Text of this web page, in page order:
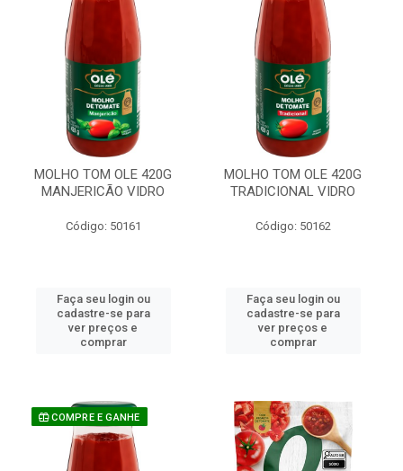
MOLHO TOM OLE 420G
MANJERICÃO VIDRO
Código: 50161
Faça seu login ou
cadastre-se para
ver preços e
comprar
MOLHO TOM OLE 420G
TRADICIONAL VIDRO
Código: 50162
Faça seu login ou
cadastre-se para
ver preços e
comprar
COMPRE E GANHE